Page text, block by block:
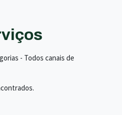
- Todos canais de